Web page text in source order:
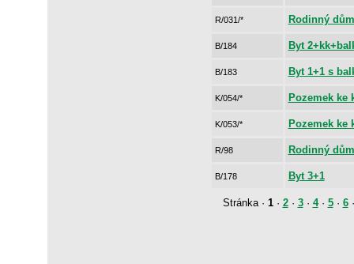
R/031/* Rodinný
B/184 Byt
B/183 Byt 1+1 s
K/054/* Pozemek ke
K/053/* Pozemek ke
R/98 Rodinný
B/178 Byt 3+1
Stránka · 1· 2· 3· 4· 5· 6